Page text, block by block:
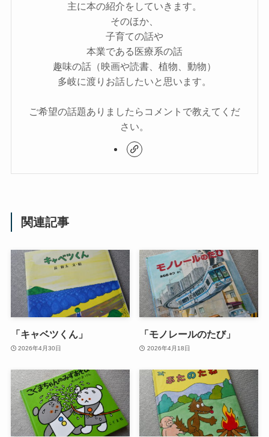
主に本の紹介をしていきます。
そのほか、
子育ての話や
本業である医療系の話
趣味の話（映画や読書、植物、動物）
多岐に渡りお話したいと思います。
ご希望の話題ありましたらコメントで教えてくだ
さい。
関連記事
「キャベツくん」
2026年4月30日
「モノレールのたび」
2026年4月18日